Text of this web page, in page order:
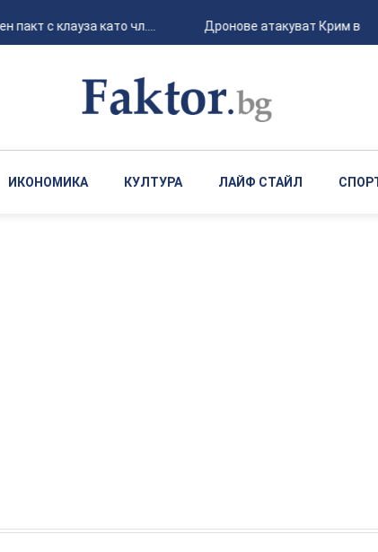
с клауза като чл.... Дронове атакуват Крим вече
ИКОНОМИКА КУЛТУРА ЛАЙФ СТАЙЛ